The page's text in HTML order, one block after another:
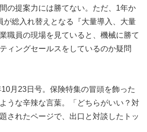
の提案力には勝てない。ただ、1年か
が総入れ替えとなる『大量導入、大量
職員の現場を見ていると、機械に勝て
ィングセールスをしているのか疑問
月23日号。保険特集の冒頭を飾った
うな辛辣な言葉。「どちらがいい？対
されたページで、出口と対談したトッ